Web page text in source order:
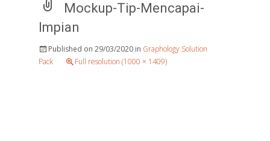
Mockup-Tip-Mencapai-
Impian
Published on 29/03/2020 in Graphology Solution
Pack
Full resolution (1000 × 1409)